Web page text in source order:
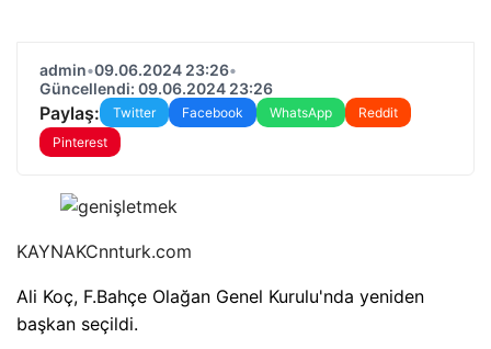
admin•09.06.2024 23:26•
Güncellendi: 09.06.2024 23:26
Paylaş: Twitter Facebook WhatsApp
Reddit
Pinterest
KAYNAKCnnturk.com
Ali Koç, F.Bahçe Olağan Genel Kurulu'nda yeniden
başkan seçildi.